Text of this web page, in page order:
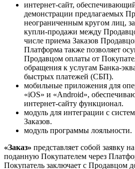
интернет-сайт,
демонстрации предлагаемых
неограниченным кругом лиц,
купли-продажи между
числе приема Заказов
Платформа также позволяет
Продавцом оплаты от
обращения к услугам Банка-
быстрых платежей (СБП).
мобильные приложения для
«iOS» и «Android»,
интернет-сайту функционал.
модуль для интеграции с
Заказов.
модуль программы лояльности.
«Заказ» представляет собой заявку
поданную Покупателем через
Покупатель заключает с Продавцом